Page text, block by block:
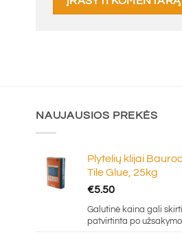
NAUJAUSIOS PREKĖS
Plytelių klijai
Tile Glue, 25kg
€5.50
Galutinė kaina gali
patvirtinta po